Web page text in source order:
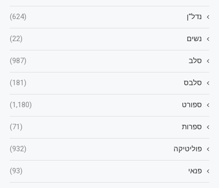
נדל"ן (624)
נשים (22)
סלב (987)
סלבס (181)
ספורט (1,180)
ספרות (71)
פוליטיקה (932)
פנאי (93)